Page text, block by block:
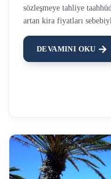
sözleşmeye tahliye
artan kira fiyatları
hukukundan kaynaklanan
edecektir. Bu sebeple her
DEVAMINI OKU